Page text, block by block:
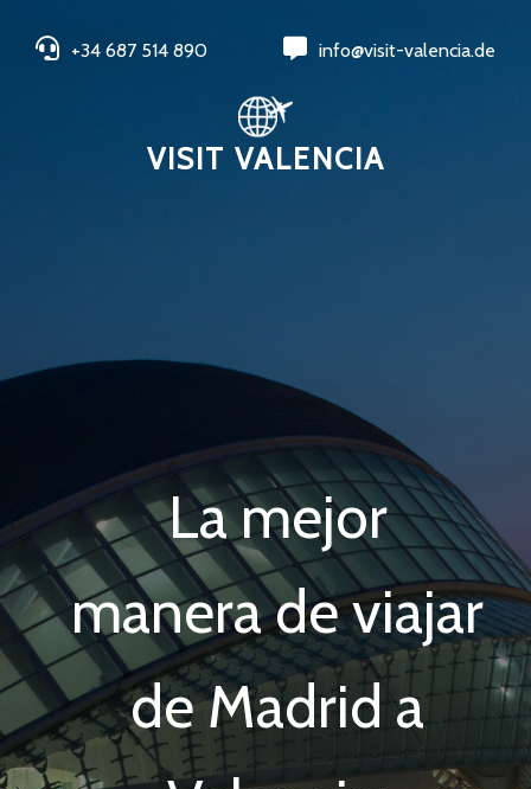
+34 687 514 890 info@visit-valencia.de
VISIT VALENCIA
La mejor
manera de viajar
de Madrid a